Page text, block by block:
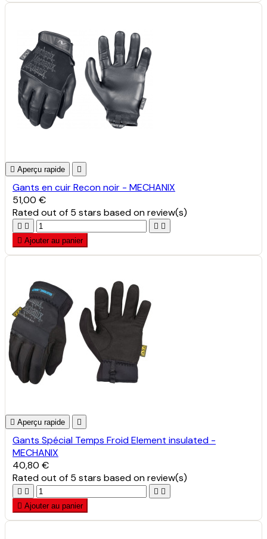
 Aperçu rapide 
Gants en cuir Recon noir - MECHANIX
51,00 €
Ratedout of 5 stars based onreview(s)
   
 Ajouter au panier
 Aperçu rapide 
Gants Spécial Temps Froid Element insulated -
MECHANIX
40,80 €
Ratedout of 5 stars based onreview(s)
   
 Ajouter au panier